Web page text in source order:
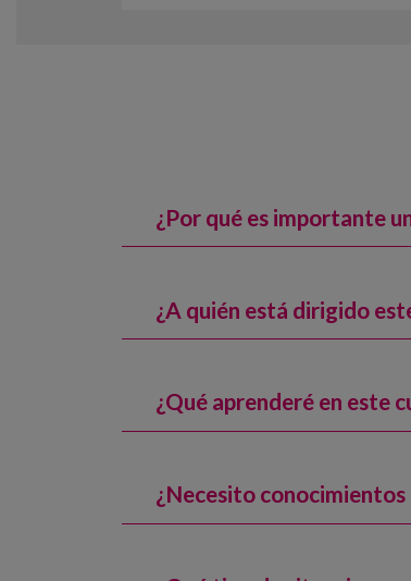
¿Por qué es importante
¿A quién está dirigido
¿Qué aprenderé en este
¿Necesito conocimientos